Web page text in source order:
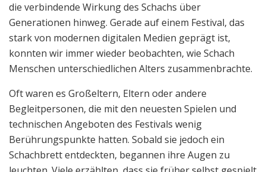
die verbindende Wirkung des Schachs über
Generationen hinweg. Gerade auf einem Festival, das
stark von modernen digitalen Medien geprägt ist,
konnten wir immer wieder beobachten, wie Schach
Menschen unterschiedlichen Alters zusammenbrachte.
Oft waren es Großeltern, Eltern oder andere
Begleitpersonen, die mit den neuesten Spielen und
technischen Angeboten des Festivals wenig
Berührungspunkte hatten. Sobald sie jedoch ein
Schachbrett entdeckten, begannen ihre Augen zu